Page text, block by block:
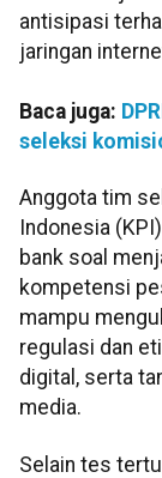
antisipasi
jaringan
Baca juga:
seleksi
Anggota tim
Indonesia
bank soal
kompetensi
mampu
regulasi dan
digital, serta
media.
Selain tes